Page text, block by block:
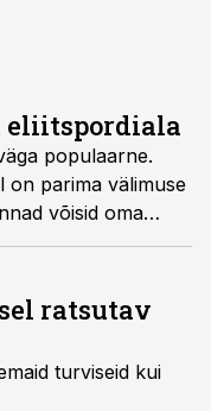
populaarne.
on parima välimuse
võisid oma
poodi
ratsutav
turviseid kui